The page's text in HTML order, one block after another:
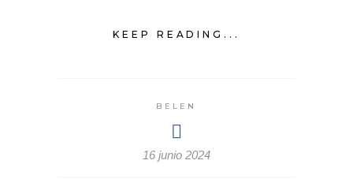
KEEP READING...
BELEN
16 junio 2024